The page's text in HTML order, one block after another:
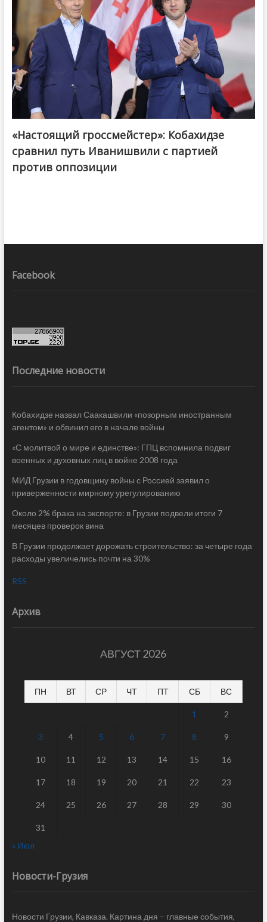
@ქართული ოცნება / Georgian Dream
«Настоящий гроссмейстер»: Кобахидзе
сравнил путь Иванишвили с партией
против оппозиции
Facebook
Последние новости
Кобахидзе назвал Саакашвили «позорным иностранным
агентом» и обвинил его в начале войны
«С молитвой о мире и единстве»: ГПЦ вспомнила подвиг
военных и духовных лиц в войне 2008 года
МИД Грузии в годовщину войны с Россией заявил о
приверженности мирному урегулированию
Около 2% брака на экспорте: в Грузии подвели итоги 7
месяцев проверок вина
В Грузии продолжает дорожать строительство: за четыре года
расходы увеличелись почти на 30%
RSS
Архив
АВГУСТ 2026
ПН ВТ СР ЧТ ПТ СБ ВС
1 2
3 4 5 6 7 8 9
10 11 12 13 14 15 16
17 18 19 20 21 22 23
24 25 26 27 28 29 30
31
« Июл
Новости-Грузия
Новости Грузии, Кавказа. Картина дня – главные события,